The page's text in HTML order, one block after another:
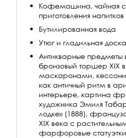
Кофемашина, чайная
приготовления напитков
Бутилированная вода
Утюг и гладильная доска
Антикварные предметы
бронзовый торшер XIX
маскаронами,
как античный ритм в
интерьере, картина
художника Эмиля
лодке» (1888),
XIX века с
фарфоровые